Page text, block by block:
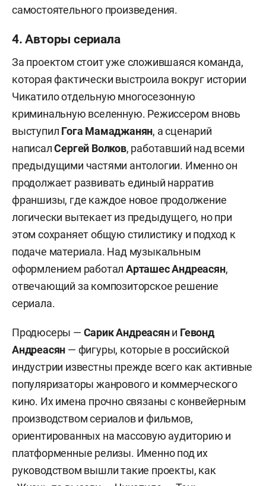
самостоятельного произведения.
4. Авторы сериала
За проектом стоит уже сложившаяся команда,
которая фактически выстроила вокруг истории
Чикатило отдельную многосезонную
криминальную вселенную. Режиссером вновь
выступил Гога Мамаджанян, а сценарий
написалСергей Волков, работавший над всеми
предыдущими частями антологии. Именно он
продолжает развивать единый нарратив
франшизы, где каждое новое продолжение
логически вытекает из предыдущего, но при
этом сохраняет общую стилистику и подход к
подаче материала. Над музыкальным
оформлением работалАрташес Андреасян,
отвечающий за композиторское решение
сериала.
Продюсеры — Сарик Андреасяни Гевонд
Андреасян — фигуры, которые в российской
индустрии известны прежде всего как активные
популяризаторы жанрового и коммерческого
кино. Их имена прочно связаны с конвейерным
производством сериалов и фильмов,
ориентированных на массовую аудиторию и
платформенные релизы. Именно под их
руководством вышли такие проекты, как